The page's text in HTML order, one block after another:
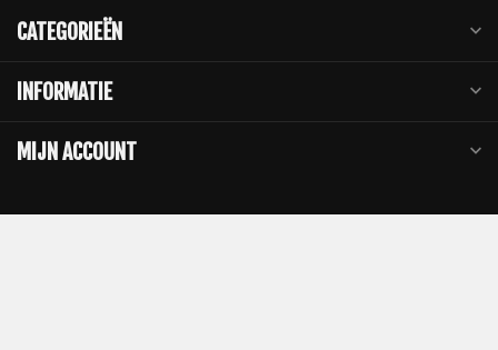
CATEGORIEËN
INFORMATIE
MIJN ACCOUNT